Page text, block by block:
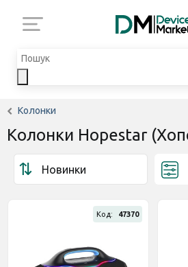
Колонки
Колонки Hopestar
Код: 47370